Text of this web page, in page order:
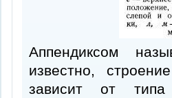
Аппендиксом
известно,
зависит от